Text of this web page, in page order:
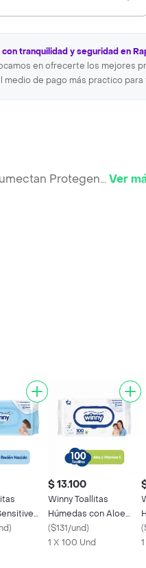
tranquilidad y seguridad en
en ofrecerte los mejores
medio de pago más practico para
Protegen...Ver
)
$ 13.100
Winny Toallitas
Húmedas con Aloe
Vera y Vitamina E
($131/und)
1 X 100 Und
(